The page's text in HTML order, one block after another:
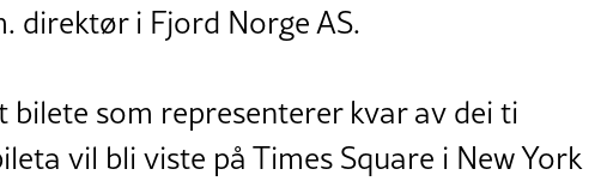
direktør i Fjord Norge AS.
som representerer kvar av dei ti
vil bli viste på Times Square i New York